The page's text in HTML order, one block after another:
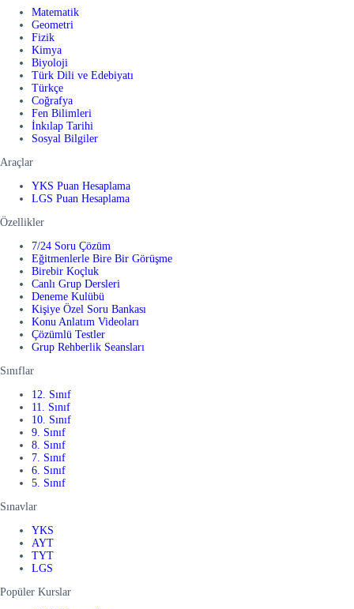
Matematik
Geometri
Fizik
Kimya
Biyoloji
Türk Dili ve Edebiyatı
Türkçe
Coğrafya
Fen Bilimleri
İnkılap Tarihi
Sosyal Bilgiler
Araçlar
YKS Puan Hesaplama
LGS Puan Hesaplama
Özellikler
7/24 Soru Çözüm
Eğitmenlerle Bire Bir Görüşme
Birebir Koçluk
Canlı Grup Dersleri
Deneme Kulübü
Kişiye Özel Soru Bankası
Konu Anlatım Videoları
Çözümlü Testler
Grup Rehberlik Seansları
Sınıflar
12. Sınıf
11. Sınıf
10. Sınıf
9. Sınıf
8. Sınıf
7. Sınıf
6. Sınıf
5. Sınıf
Sınavlar
YKS
AYT
TYT
LGS
Popüler Kurslar